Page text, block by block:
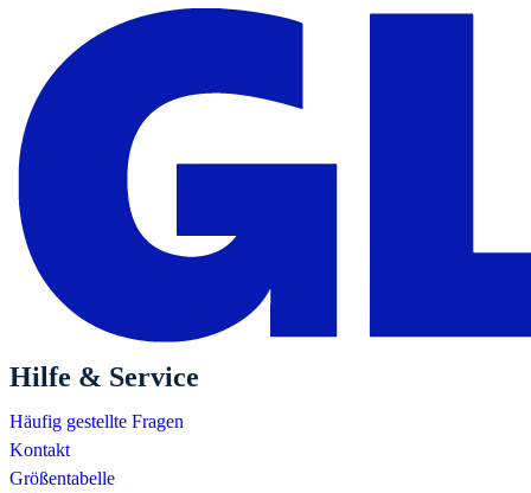
Hilfe & Service
Häufig gestellte Fragen
Kontakt
Größentabelle